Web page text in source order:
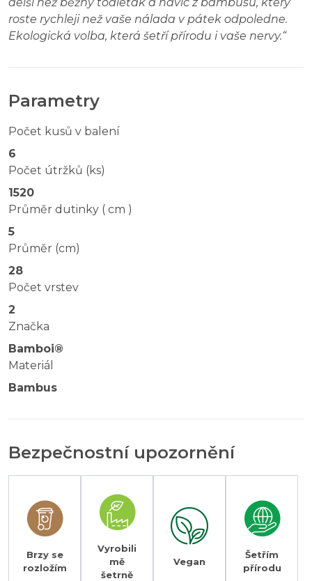
roste rychleji než vaše nálada v pátek odpoledne.
Ekologická volba, která šetří přírodu i vaše nervy.“
Parametry
Počet kusů v balení
6
Počet útržků (ks)
1520
Průměr dutinky ( cm )
5
Průměr (cm)
28
Počet vrstev
2
Značka
Bamboi®
Materiál
Bambus
Bezpečnostní upozornění
Brzy se
rozložím
Vyrobili
mě
šetrně
Vegan
Šetřím
přírodu